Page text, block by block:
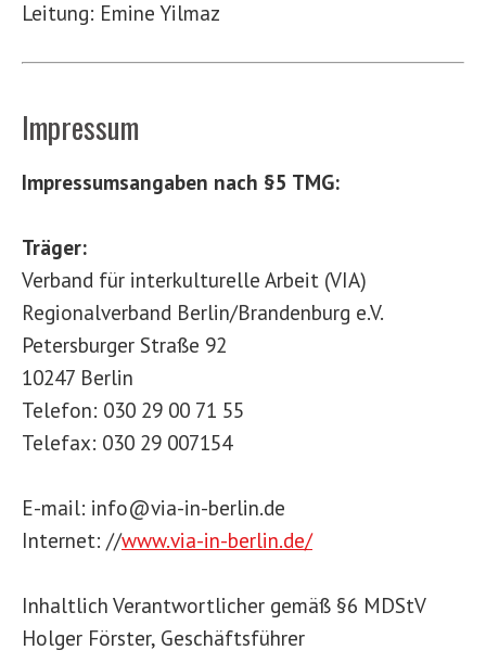
Leitung: Emine Yilmaz
Impressum
Impressumsangaben nach §5 TMG:
Träger:
Verband für interkulturelle Arbeit (VIA)
Regionalverband Berlin/Brandenburg e.V.
Petersburger Straße 92
10247 Berlin
Telefon: 030 29 00 71 55
Telefax: 030 29 007154
E-mail: info@via-in-berlin.de
Internet: //www.via-in-berlin.de/
Inhaltlich Verantwortlicher gemäß §6 MDStV
Holger Förster, Geschäftsführer